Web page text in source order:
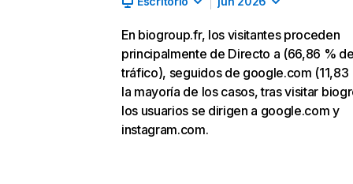
En biogroup.fr, los visitantes proceden
principalmente de Directo a (66,86 %
tráfico), seguidos de google.com (11,83
la mayoría de los casos, tras visitar
los usuarios se dirigen a google.com y
instagram.com.